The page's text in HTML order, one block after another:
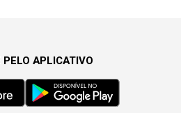
PELO APLICATIVO